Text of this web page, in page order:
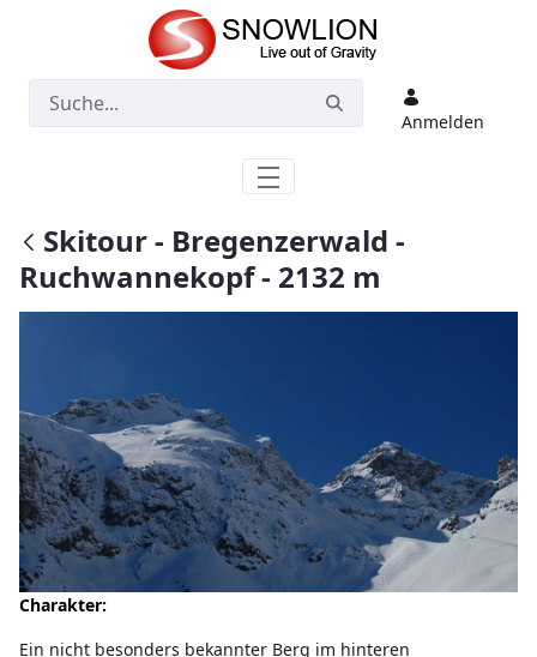
Zum Hauptinhalt springen
Anmelden
Skitour - Bregenzerwald -
Ruchwannekopf - 2132 m
Charakter:
Ein nicht besonders bekannter Berg im hinteren